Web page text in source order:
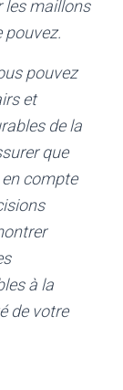
les maillons
pouvez.
pouvez
et
de la
que
compte
à la
de votre